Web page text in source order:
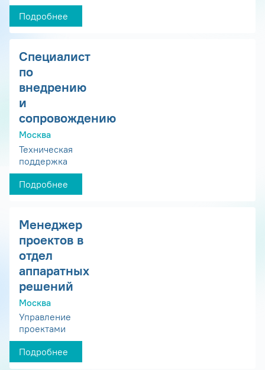
Подробнее
Специалист
по
внедрению
и
сопровождению
Москва
Техническая
поддержка
Подробнее
Менеджер
проектов в
отдел
аппаратных
решений
Москва
Управление
проектами
Подробнее